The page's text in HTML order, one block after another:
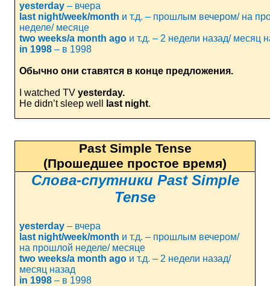
yesterday – вчера
last night/week/month и т.д. – прошлым вечером/ на
неделе/ месяце
two weeks/a month ago и т.д. – 2 недели назад/ месяц
in 1998 – в 1998
Обычно они ставятся в конце предложения.
I watched TVyesterday.
He didn’t sleep well
last night.
Past Simple Tense
(Прошедшее простое время)
Слова-спутники Past Simple
Tense
yesterday – вчера
last night/week/month и т.д. – прошлым вечером/
на прошлой неделе/ месяце
two weeks/a month ago и т.д. – 2 недели назад/
месяц назад
in 1998 – в 1998